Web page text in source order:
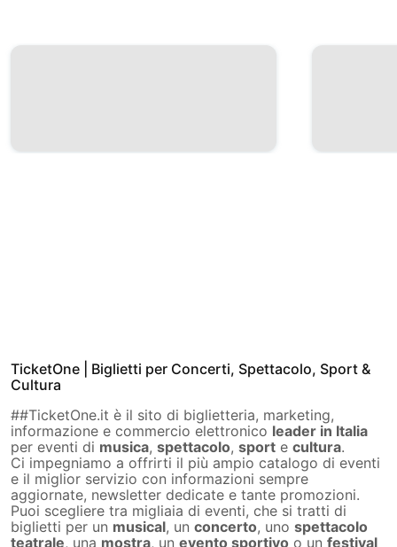
TicketOne | Biglietti per Concerti, Spettacolo, Sport &
Cultura
##TicketOne.it è il sito di biglietteria, marketing,
informazione e commercio elettronico leader in Italia
per eventi di musica, spettacolo, sport e cultura.
Ci impegniamo a offrirti il più ampio catalogo di eventi
e il miglior servizio con informazioni sempre
aggiornate, newsletter dedicate e tante promozioni.
Puoi scegliere tra migliaia di eventi, che si tratti di
biglietti per un musical, un concerto, uno spettacolo
teatrale, una mostra, un evento sportivo o un festival